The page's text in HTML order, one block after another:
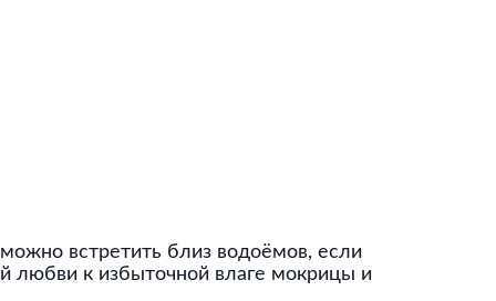
встретить близ водоёмов, если
любви к избыточной влаге мокрицы и